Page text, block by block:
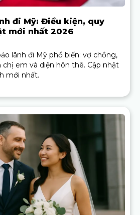
đi Mỹ: Điều kiện, quy
mới nhất 2026
lãnh đi Mỹ phổ biến: vợ chồng,
chị em và diện hôn thê. Cập nhật
mới nhất.